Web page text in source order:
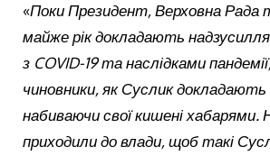
«Поки Президент, Верховна Рада
майже рік докладаютьнадзусилля
з COVID-19 та наслідками
чиновники, якСусликдокладають
набиваючи свої кишені
приходили до влади, щоб такі